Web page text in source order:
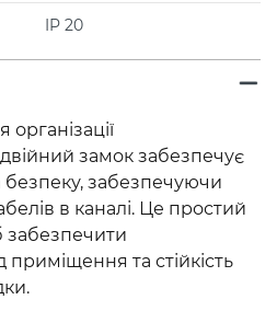
IP 20
замок забезпечує
безпеку, забезпечуючи
в каналі. Це простий
забезпечити
та стійкість